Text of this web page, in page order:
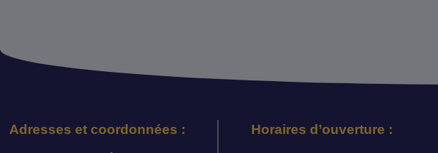
Adresses et coordonnées : Horaires d’ouverture :